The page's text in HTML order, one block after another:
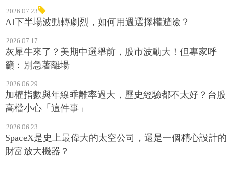
2026.07.23
AI下半場波動轉劇烈，如何用週選擇權避險？
2026.07.17
灰犀牛來了？美期中選舉前，股市波動大！但專家呼
籲：別急著離場
2026.06.29
加權指數與年線乖離率過大，歷史經驗都不太好？台股
高檔小心「這件事」
2026.06.23
SpaceX是史上最偉大的太空公司，還是一個精心設計的
財富放大機器？